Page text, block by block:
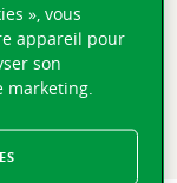
Assemblée
Holding SA
comité
les
», vous
appareil pour
son